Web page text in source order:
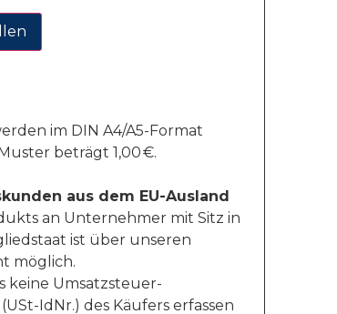
im DIN A4/A5-Format
beträgt 1,00 €.
aus dem EU-Ausland
an Unternehmer mit Sitz in
ist über unseren
möglich.
keine Umsatzsteuer-
IdNr.) des Käufers erfassen